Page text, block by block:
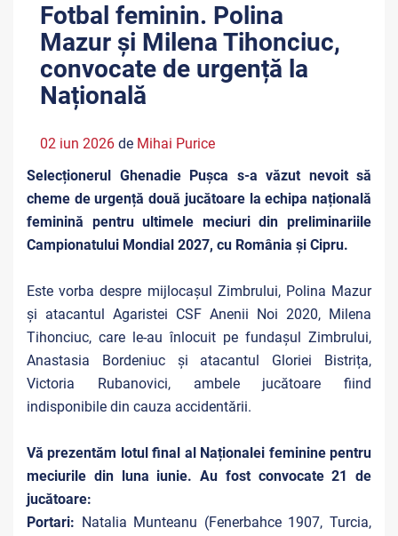
Fotbal feminin. Polina
Mazur și Milena Tihonciuc,
convocate de urgență la
Națională
02 iun 2026 de Mihai Purice
Selecționerul Ghenadie Pușca s-a văzut nevoit să
cheme de urgență două jucătoare la echipa națională
feminină pentru ultimele meciuri din preliminariile
Campionatului Mondial 2027, cu România și Cipru.
Este vorba despre mijlocașul Zimbrului, Polina Mazur
și atacantul Agaristei CSF Anenii Noi 2020, Milena
Tihonciuc, care le-au înlocuit pe fundașul Zimbrului,
Anastasia Bordeniuc și atacantul Gloriei Bistrița,
Victoria Rubanovici, ambele jucătoare fiind
indisponibile din cauza accidentării.
Vă prezentăm lotul final al Naționalei feminine pentru
meciurile din luna iunie. Au fost convocate 21 de
jucătoare:
Portari: Natalia Munteanu (Fenerbahce 1907, Turcia,